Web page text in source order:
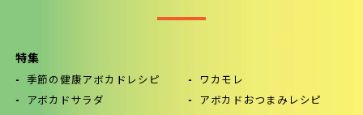
特集
季節の健康アボカドレシピ ワカモレ
アボカドサラダ アボカドおつまみレシピ